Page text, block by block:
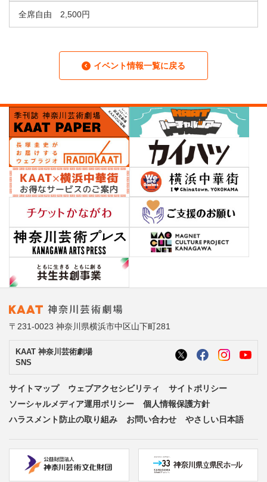
全席自由 2,500円
イベント情報一覧に戻る
〒231-0023 神奈川県横浜市中区山下町281
KAAT 神奈川芸術劇場
SNS
サイトマップ ウェブアクセシビリティ
サイトポリシー
ソーシャルメディア運用ポリシー
個人情報保護方針
ハラスメント防止の取り組み
お問い合わせ やさしい日本語